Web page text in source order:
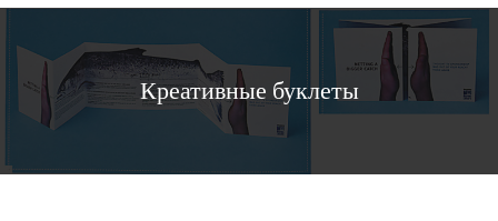
Креативные буклеты